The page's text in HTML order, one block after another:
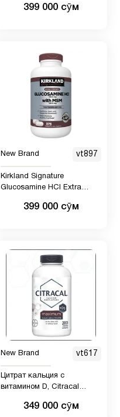
ежедневная порция, 4
клетчатка) - Без сахара,
без глютена, подходит для
вегетарианцев
399 000 сӯм
New Brand vt897
Kirkland Signature
Glucosamine HCI Extra
1500 мг, упаковка из 375
399 000 сӯм
New Brand vt617
Цитрат кальция с
витамином D, Citracal
349 000 сӯм